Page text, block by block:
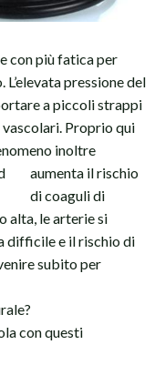
con più fatica per
pressione del
a piccoli strappi
Proprio qui
inoltre
aumenta il rischio
di coaguli di
alta, le arterie si
difficile e il rischio di
subito per
con questi